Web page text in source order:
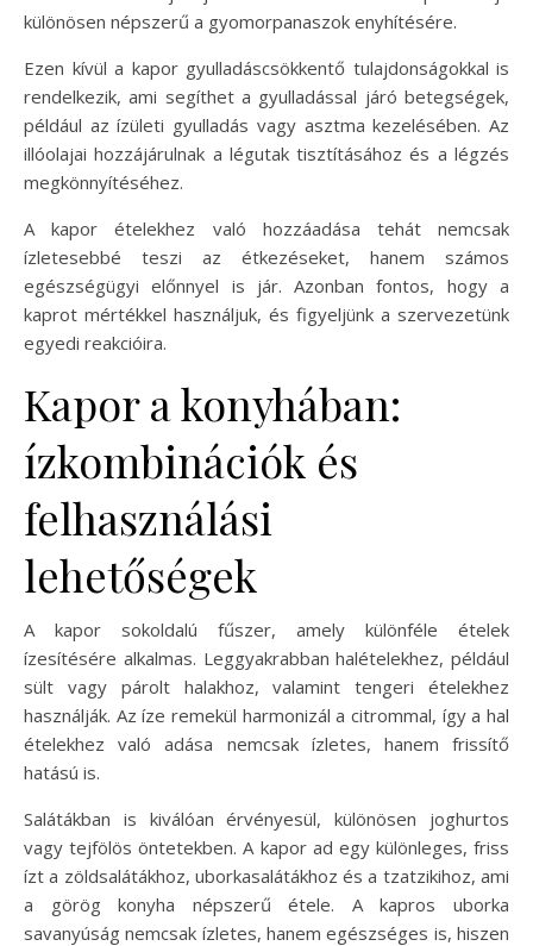
különösen népszerű a gyomorpanaszok enyhítésére.
Ezen kívül a kapor gyulladáscsökkentő tulajdonságokkal is
rendelkezik, ami segíthet a gyulladással járó betegségek,
például az ízületi gyulladás vagy asztma kezelésében. Az
illóolajai hozzájárulnak a légutak tisztításához és a légzés
megkönnyítéséhez.
A kapor ételekhez való hozzáadása tehát nemcsak
ízletesebbé teszi az étkezéseket, hanem számos
egészségügyi előnnyel is jár. Azonban fontos, hogy a
kaprot mértékkel használjuk, és figyeljünk a szervezetünk
egyedi reakcióira.
Kapor a konyhában:
ízkombinációk és
felhasználási
lehetőségek
A kapor sokoldalú fűszer, amely különféle ételek
ízesítésére alkalmas. Leggyakrabban halételekhez, például
sült vagy párolt halakhoz, valamint tengeri ételekhez
használják. Az íze remekül harmonizál a citrommal, így a hal
ételekhez való adása nemcsak ízletes, hanem frissítő
hatású is.
Salátákban is kiválóan érvényesül, különösen joghurtos
vagy tejfölös öntetekben. A kapor ad egy különleges, friss
ízt a zöldsalátákhoz, uborkasalátákhoz és a tzatzikihoz, ami
a görög konyha népszerű étele. A kapros uborka
savanyúság nemcsak ízletes, hanem egészséges is, hiszen